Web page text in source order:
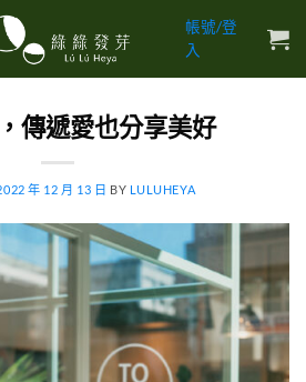
帳號/登
入
傳遞愛也分享美好
年 12 月 13 日 BY LULUHEYA